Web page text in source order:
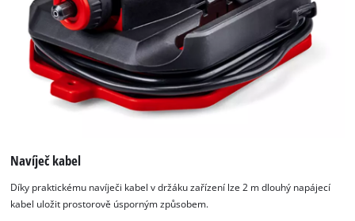
Navíječ kabel
Díky praktickému navíječi kabel v držáku zařízení lze 2 m dlouhý napájecí
kabel uložit prostorově úsporným způsobem.